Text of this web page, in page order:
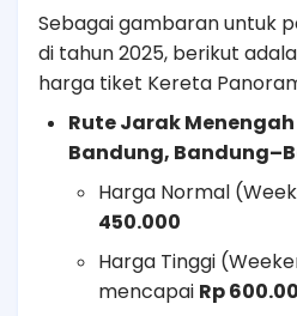
Sebagai gambaran untuk
di tahun 2025, berikut
harga tiket Kereta
Rute Jarak
Bandung,
Harga Normal
450.000
Harga Tinggi
mencapai Rp